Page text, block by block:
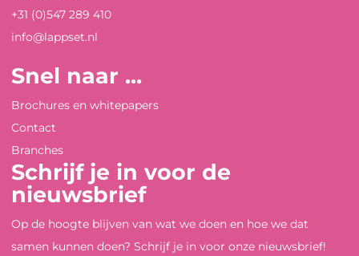
+31 (0)547 289 410
info@lappset.nl
Snel naar ...
Brochures en whitepapers
Contact
Branches
Schrijf je in voor de
nieuwsbrief
Op de hoogte blijven van wat we doen en hoe we dat
samen kunnen doen? Schrijf je in voor onze nieuwsbrief!